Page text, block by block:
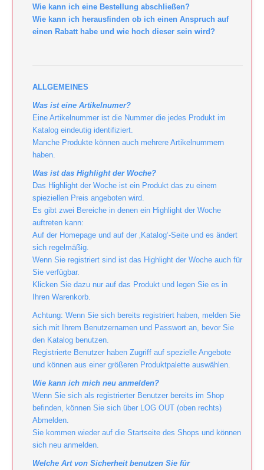
Wie kann ich eine Bestellung abschließen?
Wie kann ich herausfinden ob ich einen Anspruch auf
einen Rabatt habe und wie hoch dieser sein wird?
ALLGEMEINES
Was ist eine Artikelnumer?
Eine Artikelnummer ist die Nummer die jedes Produkt im
Katalog eindeutig identifiziert.
Manche Produkte können auch mehrere Artikelnummern
haben.
Was ist das Highlight der Woche?
Das Highlight der Woche ist ein Produkt das zu einem
spieziellen Preis angeboten wird.
Es gibt zwei Bereiche in denen ein Highlight der Woche
auftreten kann:
Auf der Homepage und auf der ‚Katalog‘-Seite und es ändert
sich regelmäßig.
Wenn Sie registriert sind ist das Highlight der Woche auch für
Sie verfügbar.
Klicken Sie dazu nur auf das Produkt und legen Sie es in
Ihren Warenkorb.
Achtung: Wenn Sie sich bereits registriert haben, melden Sie
sich mit Ihrem Benutzernamen und Passwort an, bevor Sie
den Katalog benutzen.
Registrierte Benutzer haben Zugriff auf spezielle Angebote
und können aus einer größeren Produktpalette auswählen.
Wie kann ich mich neu anmelden?
Wenn Sie sich als registrierter Benutzer bereits im Shop
befinden, können Sie sich über LOG OUT (oben rechts)
Abmelden.
Sie kommen wieder auf die Startseite des Shops und können
sich neu anmelden.
Welche Art von Sicherheit benutzen Sie für